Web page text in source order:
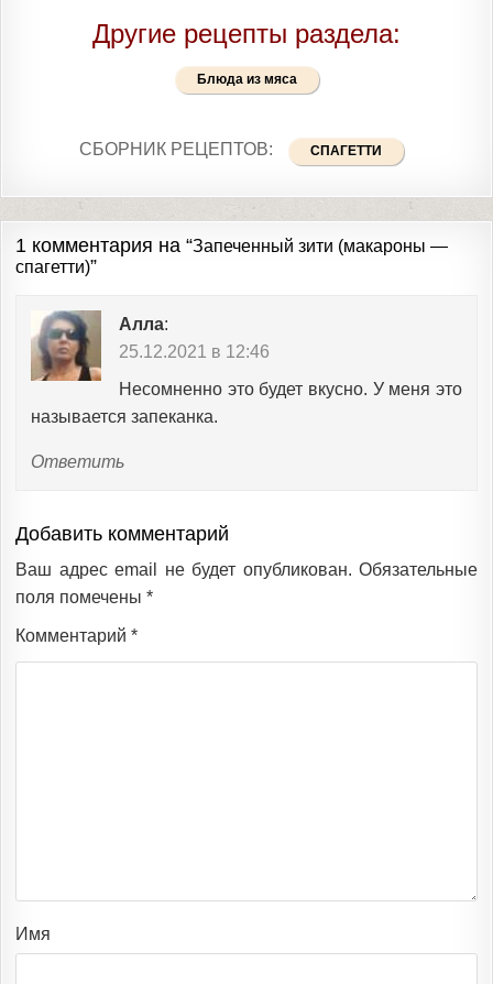
Другие рецепты раздела:
Блюда из мяса
СБОРНИК РЕЦЕПТОВ: СПАГЕТТИ
1 комментария на “Запеченный зити (макароны —
спагетти)”
Алла:
25.12.2021 в 12:46
Несомненно это будет вкусно. У меня это
называется запеканка.
Ответить
Добавить комментарий
Ваш адрес email не будет опубликован. Обязательные
поля помечены *
Комментарий *
Имя